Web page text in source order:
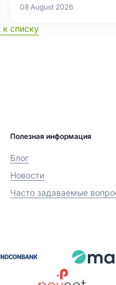
08 August 2026
к списку
Полезная информация
Блог
Новости
Часто задаваемые